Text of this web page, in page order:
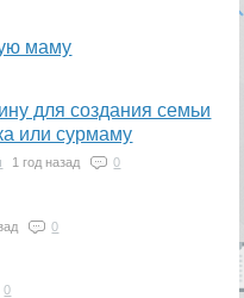
маму
для создания семьи
или сурмаму
1 год назад 0
0
0